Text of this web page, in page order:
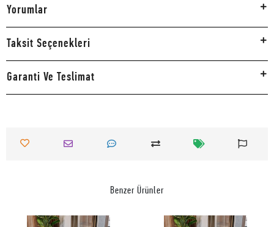
Yorumlar
Taksit Seçenekleri
Garanti Ve Teslimat
Benzer Ürünler